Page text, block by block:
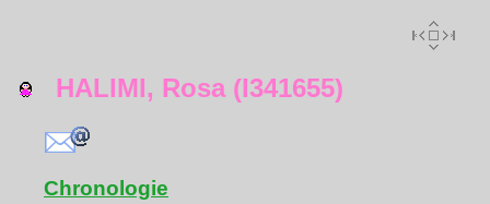
HALIMI, Rosa (I341655)
Chronologie